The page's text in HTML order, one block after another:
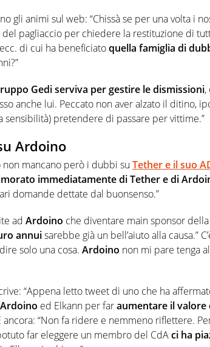
gli animi sul web: “Chissà se per una volta i
del pagliaccio per chiedere la restituzione di
di cui ha beneficiatoquella famiglia di
Gedi serviva per gestire le dismissioni,
anche lui. Peccato non aver alzato il ditino,
sensibilità) pretendere di passare per vittime.”
Ardoino
non mancano però i dubbi su Tether e il suo
immediatamente di Tether e di
domande dettate dal buonsenso.”
ad Ardoino che diventare main sponsor
annuisarebbe già un bell’aiuto alla causa.”
solo una cosa. Ardoino non mi pare tenga
“Appena letto tweet di uno che ha
Ardoino ed Elkann per faraumentare il valore
ancora: “Non fa ridere e nemmeno riflettere.
far eleggere un membro del CdAci ha